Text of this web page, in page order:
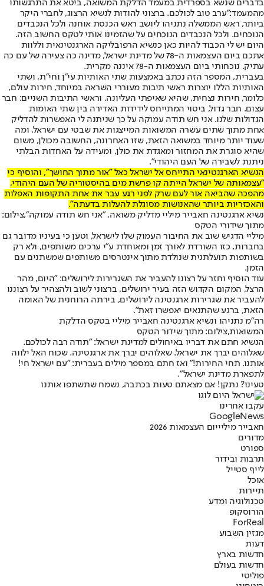
בדברים שנשא בספרדית במעמד הדלקת המשואה, ביטא את התרגשותו
מהמעמד:"ערב טוב לכולכם. ברצוני להודות לנשיא הרצוג, לחברי היקר
ביותר, ראש הממשלה נתניהו ליושב ראש הכנסת אוחנה ולכל הנכבדים
הנוכחים. ולכל הנכבדים הנוכחים על שהזמינו אותי לטקס החשוב הזה.
היום יש לי הכבוד להיות כאן כנשיא הרפובליקה הארגנטינאית וללוות
אתכם ביום העצמאות ה-78 של מדינת ישראל, מדינה כה צעירה של עם כה
עתיק. נוכחותי ביום העצמאות ה-78 איננה מקרית.
בעברית, המספר הזה נכתב באמצעות שתי האותיות עי"ן וחי"ת, ושתי
האותיות הללו יוצרות ראשי תיבות מעוררי השראה במיוחד, חירות עולם,
כלומר, חירות נצחית, שהיא שאיפתי העליונה. וראשי התיבות השניים: חבר
עצום. חבר גדול, ביטוי המתייחס לידידות האדירה בין שתי האומות
הגדולות שלנו. אני חש תודה עמוקה על כך שניתנה לי האפשרות להדליק
אחת מתוך שתים עשרה המשואות המייצגות את שבטי עם ישראל, ומה
שעוד יותר מיוחד במשואה הזאת, שזו האחרונה, החשובה מכולן, משום
שהיא סוגרת את המחזור ומאגדת את כולן, ומעידה על האחדות הבלתי
ניתנת לשבירה של העם היהודי".
הנשיא הארגנטינאי התייחס אל ישראל כאל "אור מתוך החושך", והוסיף כי
"עצמאותה של ישראל הייתה קו פרשת מים בהיסטוריה של העם היהודי,
מהפכה שהביאה אור לעם שרק לפני רגע עבר את אחת התקופות האפלות
והאכזריות ביותר שהאנושות מסוגלת להעלות בדעתה".
נשיא ארגנטינה חאבייר מיליי מדליק משואה. "אני חש תודה עמוקה",צילום:
מתוך שידורי הטקס
מיליי הדגיש שוב את החיבור העמוק שלו לישראל, וטען כי בעיניו מדובר גם
בחברות, כזו השורדת לאורך זמן ומאוחדת ע"י ערכים משותפים, ולא רק
בשותפות תועלתנית שנולדת מתוך אינטרסים משותפים שמשתנים עם
הזמן.
עוד הוסיף וחזר על רצונו להעביר את השגרירות לירושלים: "היום, מהר
הרצל, המקום הקדוש הזה בעיר ירושלים, ברצוני לשוב ולהצהיר על רצוננו
להעביר את שגרירות ארגנטינה לירושלים, בירתה הרוחנית של האומה
הזאת, ברגע שהתנאים יאפשרו זאת".
רה"מ נתניהו ונשיא ארגנטינה חאבייר מיליי בטקס הדלקת
המשואות,צילום: מתוך שידור הטקס
הנשיא חתם את דבריו באיחולים למדינת ישראל: "תודה רבה לכולכם.
שאלוהים יברך את ישראל. שאלוהים יברך את ארגנטינה. שכוח האל ילווה
אותנו. תחי החירות!" ואז חתם במספר מילים בעברית: "עם ישראל חי!
לתפארת מדינת ישראל".
טעינו? נתקן! אם מצאתם טעות בכתבה, נשמח שתשתפו אותנו
עקבו אחרינו
GoogleNews
חאבייר מיליייום העצמאות 2026
מדורים
ספורט
תרבות ובידור
לייף סטייל
אוכל
תיירות
טכנולוגיה ומדע
הורוסקופ
ForReal
מגזין השבוע
דעות
חדשות בארץ
חדשות בעולם
פוליטי